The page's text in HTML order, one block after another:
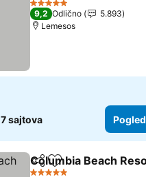
5 Zvezdice
9,2 Odlično
5.893
Lemesos
7 sajtova
Deli Dodati u favorite
Columbia Beach